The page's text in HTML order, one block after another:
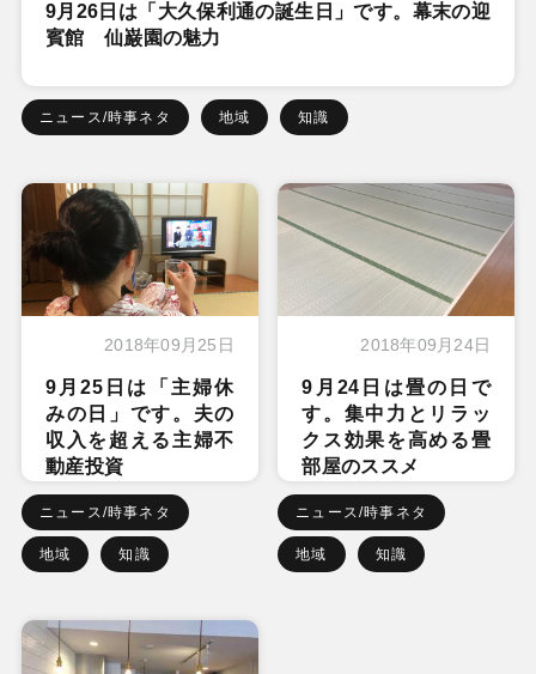
9月26日は「大久保利通の誕生日」です。幕末の迎
賓館 仙巌園の魅力
ニュース/時事ネタ 地域 知識
2018年09月25日
9月25日は「主婦休
みの日」です。夫の
収入を超える主婦不
動産投資
ニュース/時事ネタ
地域 知識
2018年09月24日
9月24日は畳の日で
す。集中力とリラッ
クス効果を高める畳
部屋のススメ
ニュース/時事ネタ
地域 知識